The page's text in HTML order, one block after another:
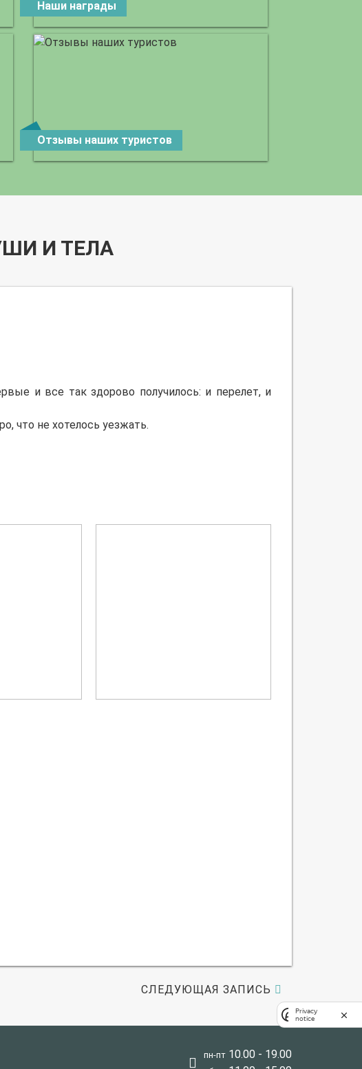
Наши награды
Отзывы наших туристов
И ТЕЛА
и все так здорово получилось: и перелет, и
что не хотелось уезжать.
СЛЕДУЮЩАЯ ЗАПИСЬ
пн-пт 10.00 - 19.00
Privacy
notice